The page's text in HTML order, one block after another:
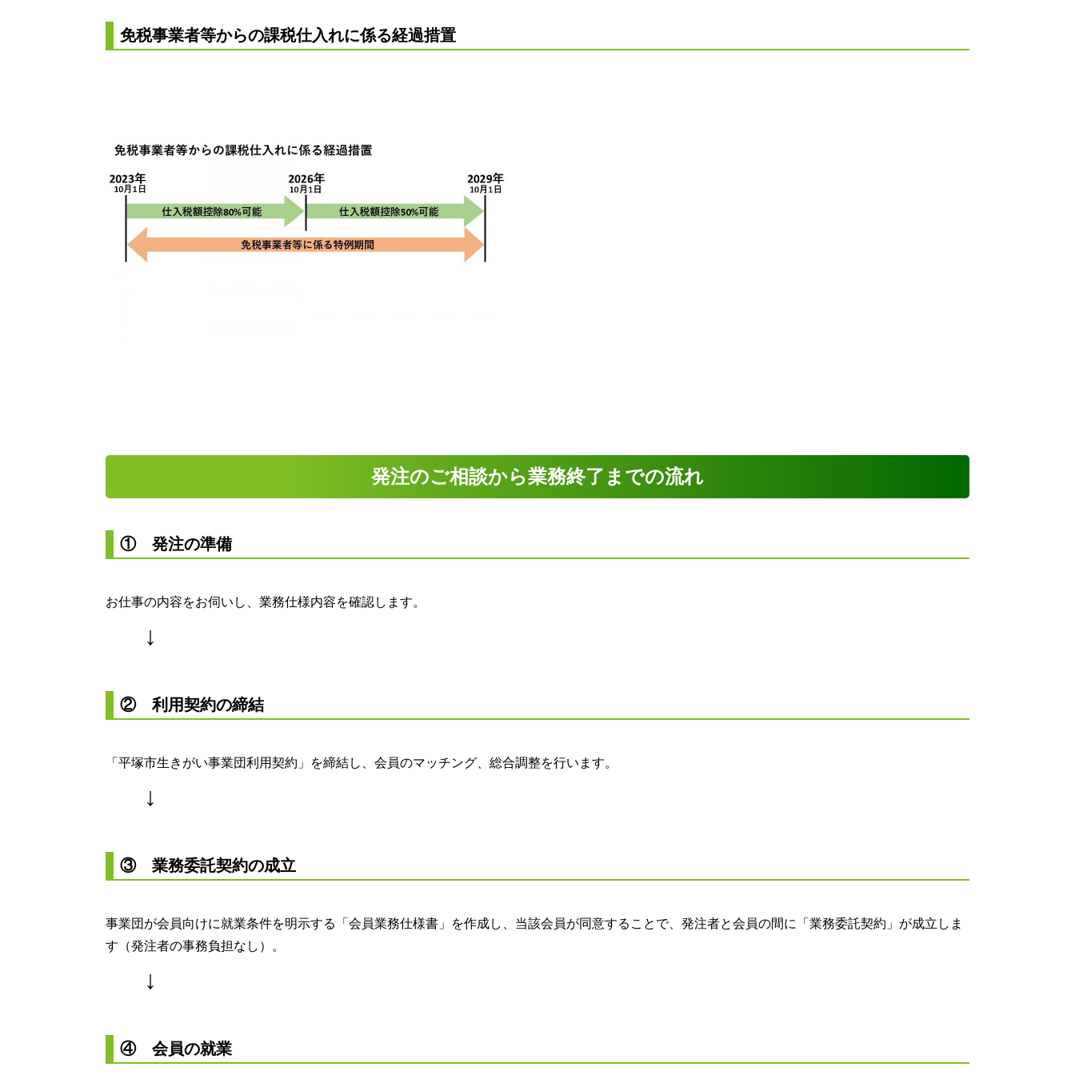
免税事業者等からの課税仕入れに係る経過措置
発注のご相談から業務終了までの流れ
① 発注の準備
お仕事の内容をお伺いし、業務仕様内容を確認します。
↓
② 利用契約の締結
「平塚市生きがい事業団利用契約」を締結し、会員のマッチング、総合調整を行います。
↓
③ 業務委託契約の成立
事業団が会員向けに就業条件を明示する「会員業務仕様書」を作成し、当該会員が同意することで、発注者と会員の間に「業務委託契約」が成立しま
す（発注者の事務負担なし）。
↓
④ 会員の就業